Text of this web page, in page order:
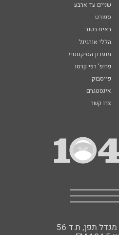
שניים עד ארבע
ספורט
באים בטוב
הללי אורגינל
מועדון הסיקסטיז
פרופ' רפי קרסו
פייסבוק
אינסטגרם
צרו קשר